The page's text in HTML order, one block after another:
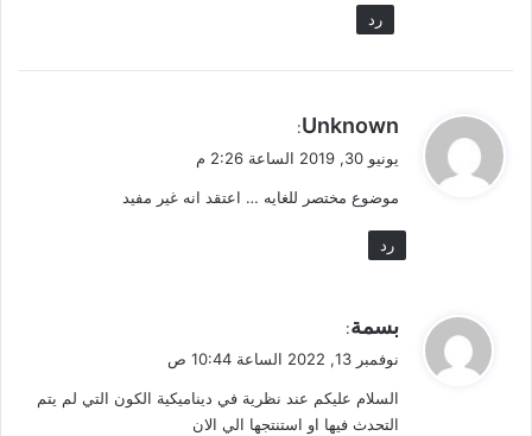
رد
ي
ل
Unknown
:
يونيو 30, 2019 الساعة 2:26 م
موضوع مختصر للغايه … اعتقد انه غير مفيد
رد
ل
بسمة:
نوفمبر 13, 2022 الساعة 10:44 ص
السلام عليكم عند نظرية في ديناميكية الكون التي لم يتم
التحدث فيها او استنتجها الي الان